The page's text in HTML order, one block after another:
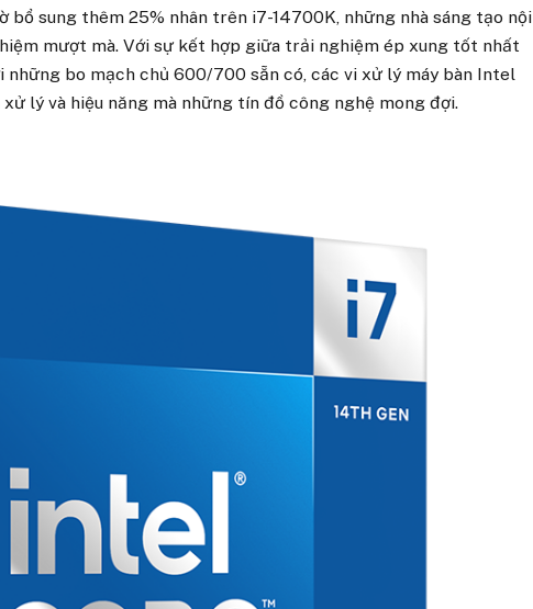
bổ sung thêm 25% nhân trên i7-14700K, những nhà sáng tạo nội
mượt mà. Với sự kết hợp giữa trải nghiệm ép xung tốt nhất
bo mạch chủ 600/700 sẵn có, các vi xử lý máy bàn Intel
lý và hiệu năng mà những tín đồ công nghệ mong đợi.